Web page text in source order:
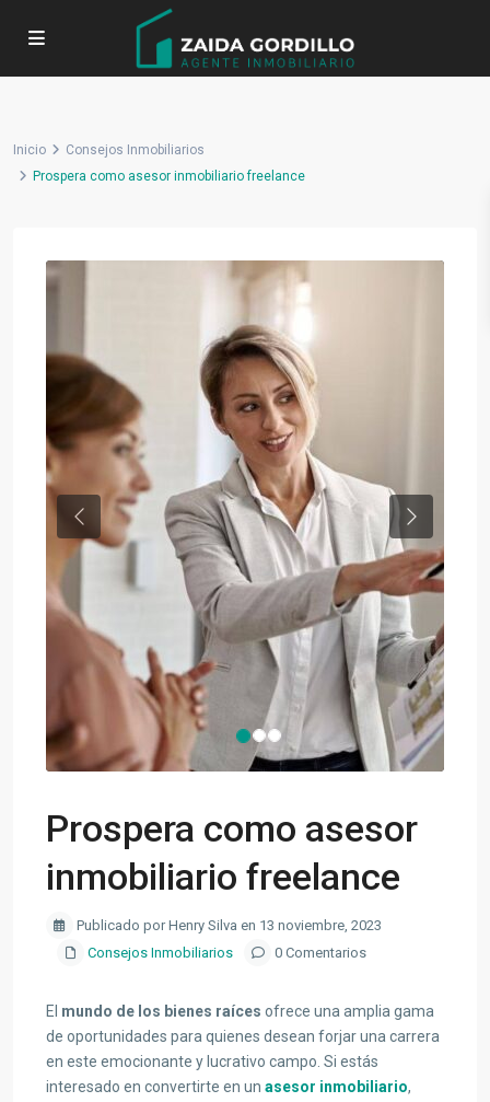
Inicio
Consejos Inmobiliarios
Prospera como asesor inmobiliario freelance
Previous Next
Prospera como asesor
inmobiliario freelance
Publicado por Henry Silva en 13 noviembre, 2023
Consejos Inmobiliarios
0 Comentarios
El mundo de los bienes raíces ofrece una amplia gama
de oportunidades para quienes desean forjar una carrera
en este emocionante y lucrativo campo. Si estás
interesado en convertirte en un asesor inmobiliario,